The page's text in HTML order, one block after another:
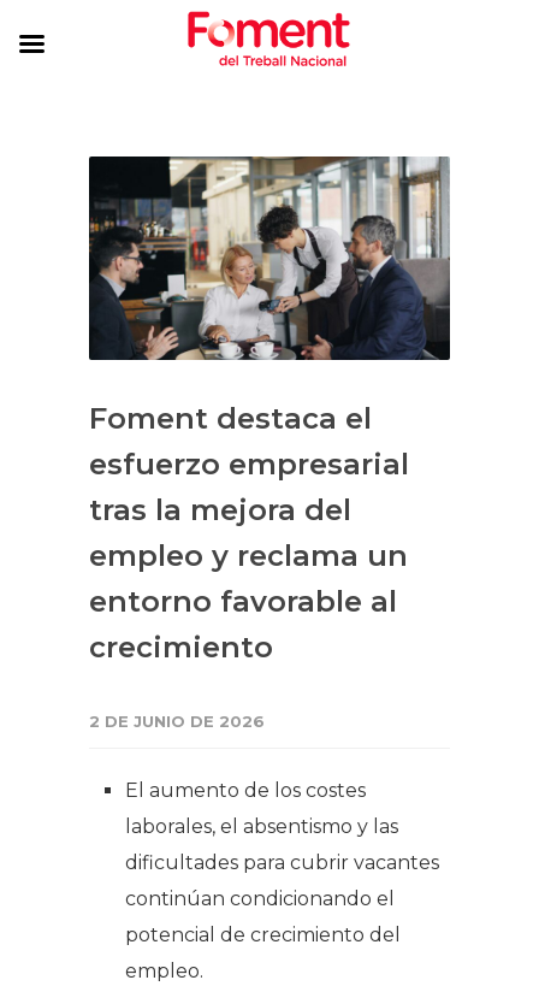
Foment destaca el
esfuerzo empresarial
tras la mejora del
empleo y reclama un
entorno favorable al
crecimiento
2 DE JUNIO DE 2026
El aumento de los costes
laborales, el absentismo y las
dificultades para cubrir vacantes
continúan condicionando el
potencial de crecimiento del
empleo.